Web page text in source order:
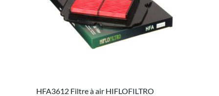
HFA3612 Filtre à air HIFLOFILTRO